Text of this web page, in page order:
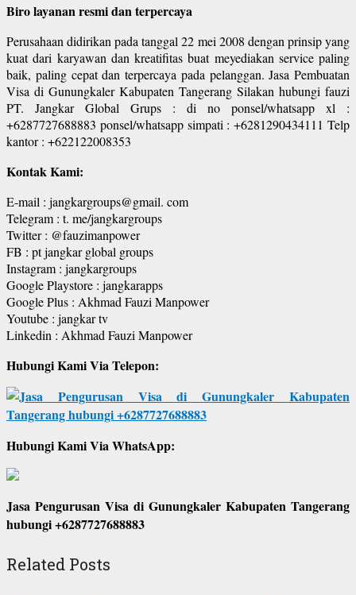
Biro layanan resmi dan terpercaya
Perusahaan didirikan pada tanggal 22 mei 2008 dengan prinsip yang
kuat dari karyawan dan kreatifitas buat meyediakan service paling
baik, paling cepat dan terpercaya pada pelanggan. Jasa Pembuatan
Visa di Gunungkaler Kabupaten Tangerang Silakan hubungi fauzi
PT. Jangkar Global Grups : di no ponsel/whatsapp xl :
+6287727688883 ponsel/whatsapp simpati : +6281290434111 Telp
kantor : +622122008353
Kontak Kami:
E-mail : jangkargroups@gmail. com
Telegram : t. me/jangkargroups
Twitter : @fauzimanpower
FB : pt jangkar global groups
Instagram : jangkargroups
Google Playstore : jangkarapps
Google Plus : Akhmad Fauzi Manpower
Youtube : jangkar tv
Linkedin : Akhmad Fauzi Manpower
Hubungi Kami Via Telepon:
Hubungi Kami Via WhatsApp:
Jasa Pengurusan Visa di Gunungkaler Kabupaten Tangerang
hubungi +6287727688883
Related Posts